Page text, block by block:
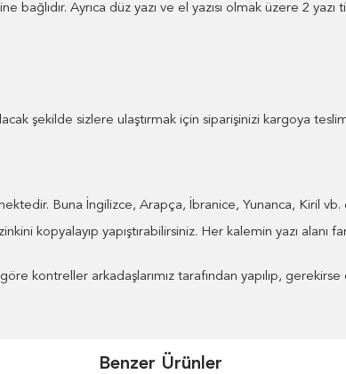
bağlıdır. Ayrıca düz yazı ve el yazısı olmak üzere 2
şekilde sizlere ulaştırmak için siparişinizi kargoya
Buna İngilizce, Arapça, İbranice, Yunanca, Kiril vb.
kopyalayıp yapıştırabilirsiniz. Her kalemin yazı alanı
kontreller arkadaşlarımız tarafından yapılıp, gerekirse
Benzer Ürünler